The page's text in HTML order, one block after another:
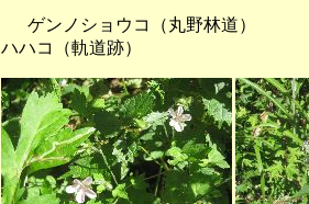
ゲンノショウコ（丸
ハハコ（軌道跡）